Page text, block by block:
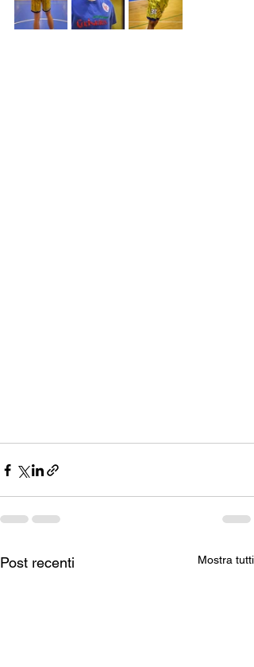
Post recenti Mostra tutti